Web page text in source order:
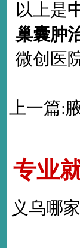
以上是
巢囊肿
微创医
上一篇:
专业
义乌哪